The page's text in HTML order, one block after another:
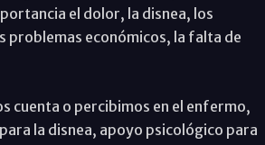
el dolor, la disnea, los
económicos, la falta de
cuenta o percibimos en el enfermo,
la disnea, apoyo psicológico para